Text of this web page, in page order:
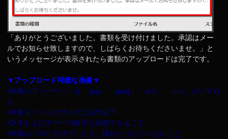
「ありがとうございました。書類を受け付けました。承認はメー
ルでお知らせ致しますので、しばらくお待ちくださいませ。」と
いうメッセージが表示されたら書類のアップロードは完了です。
▼アップロード可能な画像▼
•画像のフォーマットは「.jpg」「.jpeg」「.pdf」「.png」のいずれ
か
•画像ファイルのサイズは1MB以下
•原本およびカラーの鮮明な画像であること
•画像の一部が欠けていたり、隠れたりしていないこと